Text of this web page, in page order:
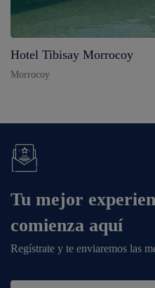
Hotel Tibisay Morrocoy
Morrocoy
Tu mejor
comienza aquí
Regístrate y te enviaremos las